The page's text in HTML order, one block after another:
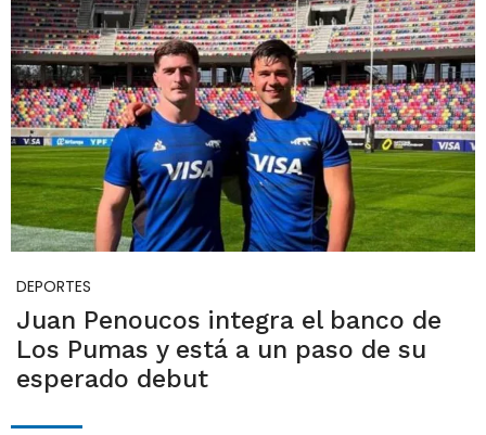
DEPORTES
Juan Penoucos integra el banco de
Los Pumas y está a un paso de su
esperado debut